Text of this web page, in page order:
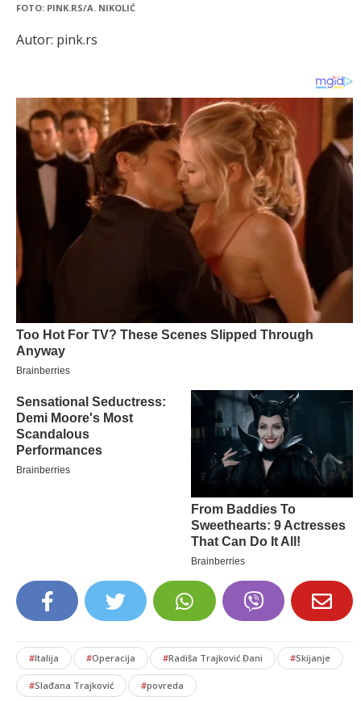
FOTO: PINK.RS/A. NIKOLIĆ
Autor: pink.rs
#Italija #Operacija #Radiša Trajković Đani #Skijanje
#Slađana Trajković #povreda